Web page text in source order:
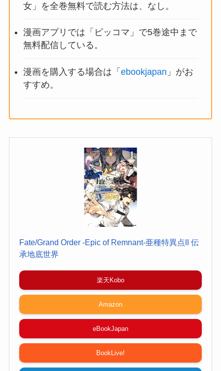
女」を全巻無料で読む方法は、なし。
漫画アプリでは「ピッコマ」で5巻途中まで
無料配信している。
漫画を購入する場合は「 ebookjapan 」がお
すすめ。
Fate/Grand Order -Epic of Remnant-亜種特異点II 伝
承地底世界
楽天Kobo
Amazon
eBookJapan
BookLive!